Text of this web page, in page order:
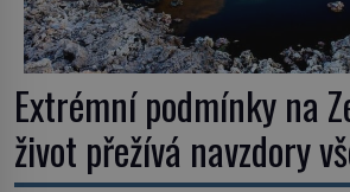
Extrémní podmínky na
život přežívá navzdory